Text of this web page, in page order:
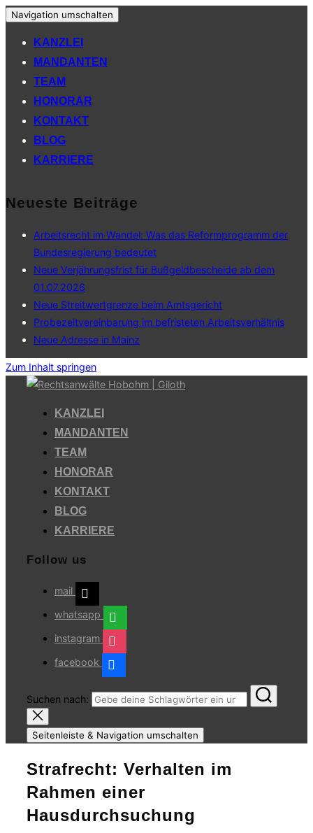
Navigation umschalten
KANZLEI
MANDANTEN
TEAM
HONORAR
KONTAKT
BLOG
KARRIERE
Neueste Beiträge
Arbeitsrecht im Wandel: Was das Reformprogramm der
Bundesregierung bedeutet
Neue Verjährungsfrist für Bußgeldbescheide ab dem
01.07.2026
Neue Streitwertgrenze beim Amtsgericht
Probezeitvereinbarung im befristeten Arbeitsverhältnis
Neue Adresse in Mainz
Zum Inhalt springen
KANZLEI
MANDANTEN
TEAM
HONORAR
KONTAKT
BLOG
KARRIERE
Follow us
mail
whatsapp
instagram
facebook
Suchen nach:
Seitenleiste & Navigation umschalten
Strafrecht: Verhalten im
Rahmen einer
Hausdurchsuchung